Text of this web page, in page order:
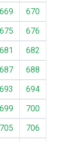
669
670
675
676
681
682
687
688
693
694
699
700
705
706